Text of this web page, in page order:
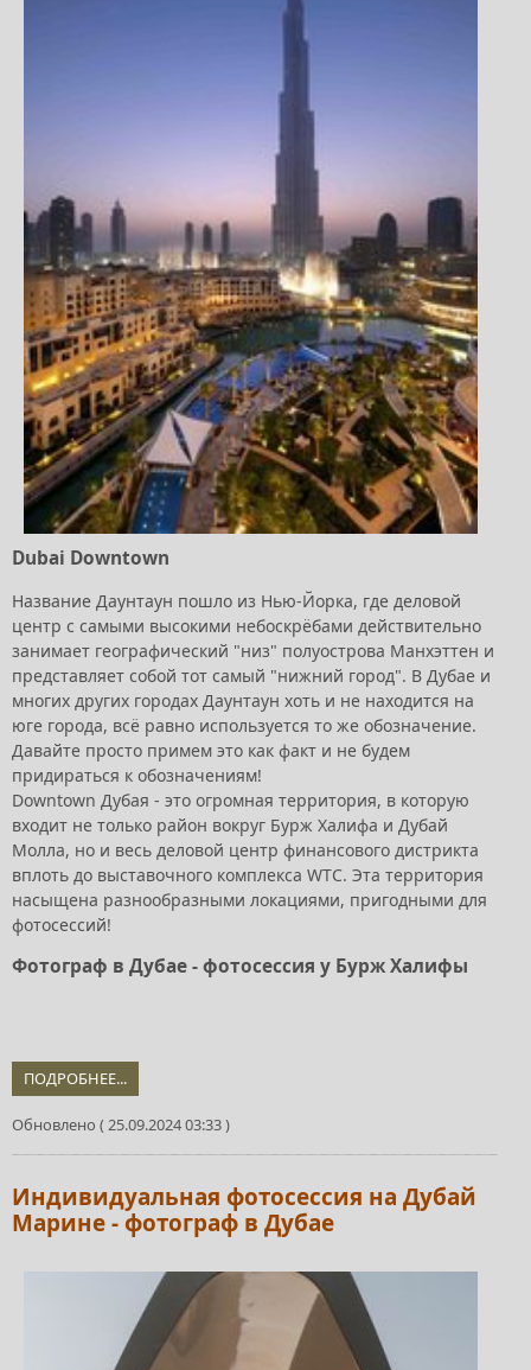
Dubai Downtown
Название Даунтаун пошло из Нью-Йорка, где деловой
центр с самыми высокими небоскрёбами действительно
занимает географический "низ" полуострова Манхэттен и
представляет собой тот самый "нижний город". В Дубае и
многих других городах Даунтаун хоть и не находится на
юге города, всё равно используется то же обозначение.
Давайте просто примем это как факт и не будем
придираться к обозначениям!
Downtown Дубая - это огромная территория, в которую
входит не только район вокруг Бурж Халифа и Дубай
Молла, но и весь деловой центр финансового дистрикта
вплоть до выставочного комплекса WTC. Эта территория
насыщена разнообразными локациями, пригодными для
фотосессий!
Фотограф в Дубае - фотосессия у Бурж Халифы
ПОДРОБНЕЕ...
Обновлено ( 25.09.2024 03:33 )
Индивидуальная фотосессия на Дубай
Марине - фотограф в Дубае